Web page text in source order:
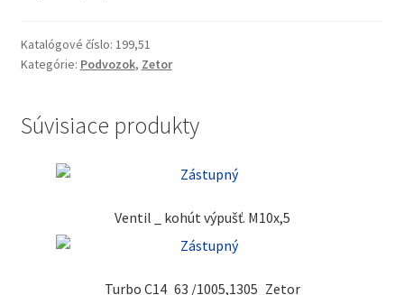
Katalógové číslo: 199,51
Kategórie: Podvozok, Zetor
Súvisiace produkty
Ventil _ kohút výpušť. M10x,5
Turbo C14_63 /1005,1305_Zetor